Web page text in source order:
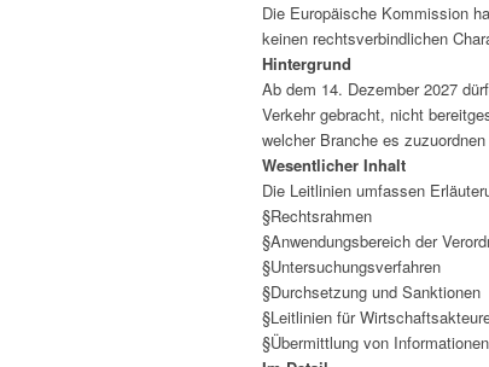
Die Europäische Kommission
keinen rechtsverbindlichen
Hintergrund
Ab dem 14. Dezember 2027
Verkehr gebracht, nicht
welcher Branche es
Wesentlicher Inhalt
Die Leitlinien umfassen
§Rechtsrahmen
§Anwendungsbereich der
§Untersuchungsverfahren
§Durchsetzung und Sanktionen
§Leitlinien für
§Übermittlung von